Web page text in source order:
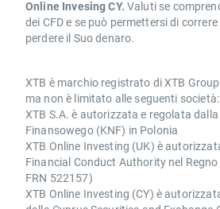
Online Invesing CY. Valuti se
dei CFD e se può permettersi di
perdere il Suo denaro.
XTB è marchio registrato di XTB
ma non è limitato alle seguenti società:
XTB S.A. è autorizzata e regolata
Finansowego (KNF) in Polonia
XTB Online Investing (UK) è
Financial Conduct Authority nel
FRN 522157)
XTB Online Investing (CY) è